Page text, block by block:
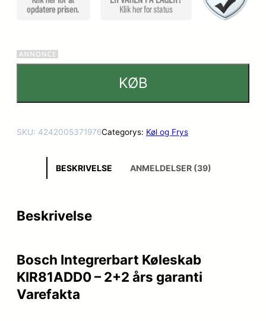
KØB
SKU: 4242005371976Categorys: Køl og Frys
BESKRIVELSE ANMELDELSER (39)
Beskrivelse
Bosch Integrerbart Køleskab
KIR81ADD0 – 2+2 års garanti
Varefakta